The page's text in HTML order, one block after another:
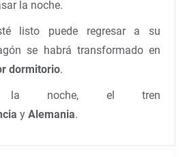
la noche.
listo puede regresar a su
se habrá transformado en
dormitorio.
la noche, el tren
y Alemania.